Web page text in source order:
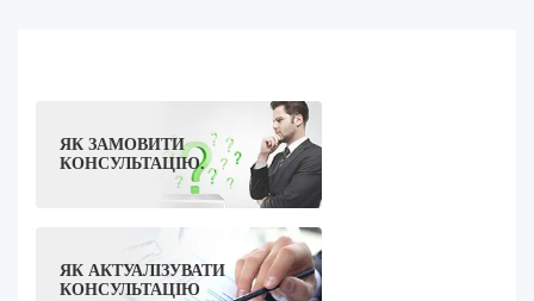
ЯК ЗАМОВИТИ
КОНСУЛЬТАЦІЮ.
ЯК АКТУАЛІЗУВАТИ
КОНСУЛЬТАЦІЮ